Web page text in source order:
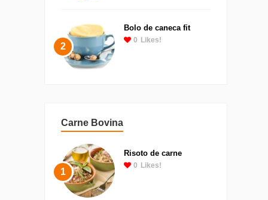
2
Bolo de caneca fit
0 Likes!
Carne Bovina
1
Risoto de carne
0 Likes!